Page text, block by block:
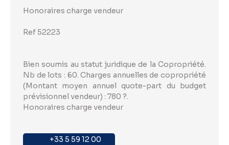
Honoraires charge vendeur
Ref 52223
Bien soumis au statut juridique de la Copropriété.
Nb de lots : 60. Charges annuelles de copropriété
(Montant moyen annuel quote-part du budget
prévisionnel vendeur) : 780 ?.
Honoraires charge vendeur
+33 5 59 12 00